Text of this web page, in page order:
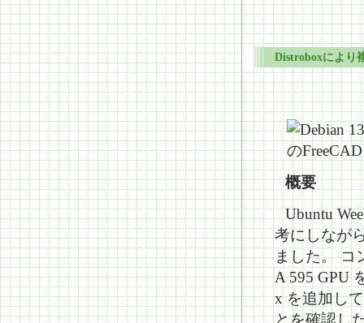
Distroboxにより
概要
Ubuntu
考にしなが
ました。 コ
A 595 GPU
x を追加し
とを確認し